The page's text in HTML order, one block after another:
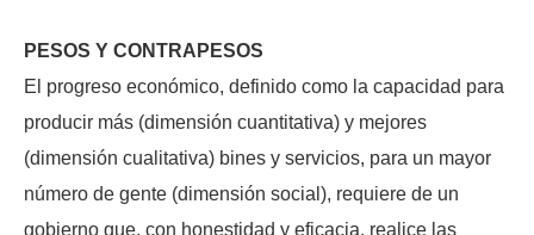
PESOS Y CONTRAPESOS
El progreso económico, definido como la capacidad para
producir más (dimensión cuantitativa) y mejores
(dimensión cualitativa) bines y servicios, para un mayor
número de gente (dimensión social), requiere de un
gobierno que, con honestidad y eficacia, realice las